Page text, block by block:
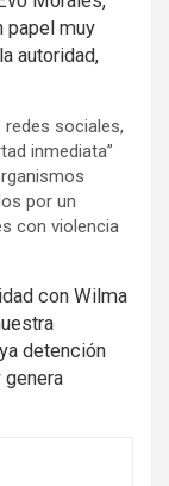
papel muy
autoridad,
sociales,
inmediata”
por un
con violencia
con Wilma
detención